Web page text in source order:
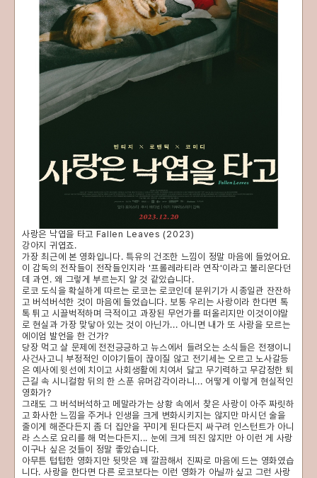
사랑은 낙엽을 타고 Fallen Leaves (2023)
강아지 귀엽죠.
가장 최근에 본 영화입니다. 특유의 건조한 느낌이 정말 마음에 들었어요.
이 감독의 전작들이 전작들인지라 '프롤레라티라 연작'이라고 불리운다던
데 과연. 왜 그렇게 부르는지 알 것 같았습니다.
로코 도식을 확실하게 따르는 로코는 로코인데 분위기가 시종일관 잔잔하
고 버석버석한 것이 마음에 들었습니다. 보통 우리는 사랑이라 한다면 톡
톡 튀고 시끌벅적하며 극적이고 과장된 무언가를 떠올리지만 이것이야말
로 현실과 가장 맞닿아 있는 것이 아닌가... 아니면 내가 또 사랑을 모르는
에이엄 발언을 한 건가?
당장 먹고 살 문제에 전전긍긍하고 뉴스에서 들려오는 소식들은 전쟁이니
사건사고니 부정적인 이야기들이 끊이질 않고 전기세는 오르고 노사갈등
은 예사에 윗선에 치이고 사회생활에 치여서 닳고 무기력하고 무감정한 퇴
근길 속 시니컬함 뒤의 한 스푼 유머감각이라니... 어떻게 이렇게 현실적인
영화가?
그래도 그 버석버석하고 메말라가는 상황 속에서 찾은 사랑이 아주 짜릿하
고 화사한 느낌을 주거나 인생을 크게 변화시키지는 않지만 마시던 술을
줄이게 해준다든지 좀 더 집안을 꾸미게 된다든지 싸구려 인스턴트가 아니
라 스스로 요리를 해 먹는다든지... 눈에 크게 띄진 않지만 아 이런 게 사랑
이구나 싶은 것들이 정말 좋았습니다.
아무튼 텁텁한 영화지만 뒷맛은 꽤 깔끔해서 진짜로 마음에 드는 영화였습
니다. 사랑을 한다면 다른 로코보다는 이런 영화가 아닐까 싶고 그런 사랑